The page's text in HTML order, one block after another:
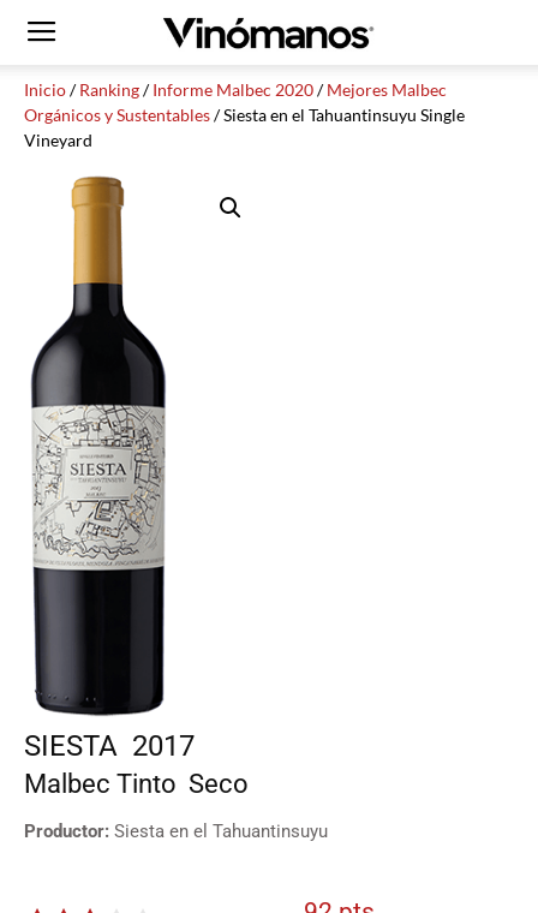
Inicio/Ranking/Informe Malbec 2020/Mejores Malbec
Orgánicos y Sustentables/ Siesta en el Tahuantinsuyu Single
Vineyard
SIESTA 2017
Malbec Tinto Seco
Productor: Siesta en el Tahuantinsuyu